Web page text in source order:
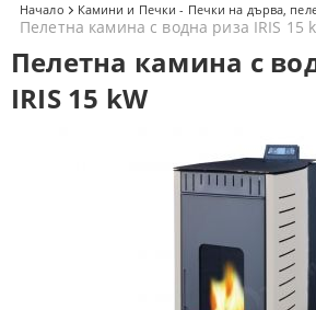
Начало Камини и Печки - Печки на дърва,
Пелетна камина с водна риза IRIS 15
Пелетна камина с
IRIS 15 kW